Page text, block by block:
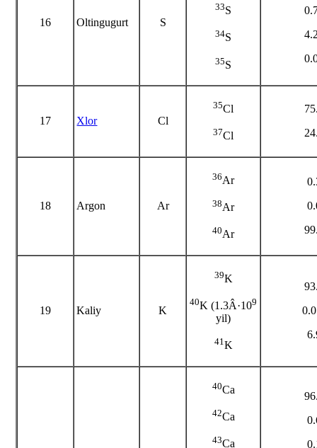
16 Oltingugurt S
33S
34S
35S
17 Xlor Cl
35Cl
37Cl
18 Argon Ar
36Ar
38Ar
40Ar
19 Kaliy K
39K
40K (1.3Â·109
yil)
41K
40Ca
42Ca
43Ca